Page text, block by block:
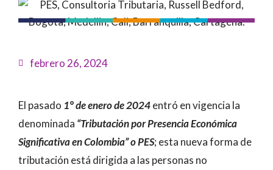
febrero 26, 2024
El pasado 1° de enero de 2024entró en vigencia la
denominada “Tributación por Presencia Económica
Significativa en Colombia” o PES; esta nueva forma de
tributación está dirigida a las personas no